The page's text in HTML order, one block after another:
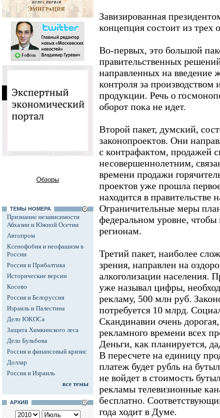
Обзоры
ТЕМЫ НОМЕРА
Признание независимости
Абхазии и Южной Осетии
Автопром
Ксенофобия и неофашизм в
России
Россия и Прибалтика
Исторические версии
Косово
Россия и Белоруссия
Израиль и Палестина
Дело ЮКОСа
Защита Химкинского леса
Дело Бульбова
Россия и финансовый кризис
Доллар
Россия и Израиль
все темы
АРХИВ
Завизированная
концепция состоит из трех
Во-первых, это большой
правительственных
направленных на введение
контроля за производством
продукции. Речь о
оборот пока не идет.
Второй пакет, думский,
законопроектов. Они
с контрафактом, продажей
несовершеннолетним,
времени продажи
проектов уже прошла
находится в правительстве
Ограничительные меры
федеральном уровне,
регионам.
Третий пакет, наиболее
зрения, направлен на
алкоголизации населения.
уже называл цифры,
рекламу, 500 млн руб.
потребуется 10 млрд.
Скандинавии очень
рекламного времени всех
Деньги, как планируется,
В пересчете на единицу
платеж будет рубль на
не войдет в стоимость
рекламы телевизионные
бесплатно.
года ходит в Думе.